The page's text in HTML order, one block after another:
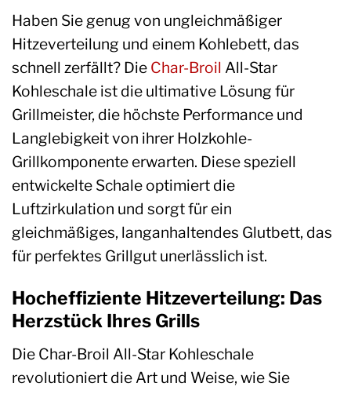
Haben Sie genug von ungleichmäßiger
Hitzeverteilung und einem Kohlebett, das
schnell zerfällt? Die Char-Broil All-Star
Kohleschale ist die ultimative Lösung für
Grillmeister, die höchste Performance und
Langlebigkeit von ihrer Holzkohle-
Grillkomponente erwarten. Diese speziell
entwickelte Schale optimiert die
Luftzirkulation und sorgt für ein
gleichmäßiges, langanhaltendes Glutbett, das
für perfektes Grillgut unerlässlich ist.
Hocheffiziente Hitzeverteilung: Das
Herzstück Ihres Grills
Die Char-Broil All-Star Kohleschale
revolutioniert die Art und Weise, wie Sie